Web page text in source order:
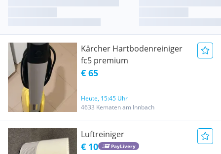
Kärcher Hartbodenreiniger
fc5 premium
€ 65
Heute, 15:45 Uhr
4633 Kematen am Innbach
Luftreiniger
€ 10 PayLivery